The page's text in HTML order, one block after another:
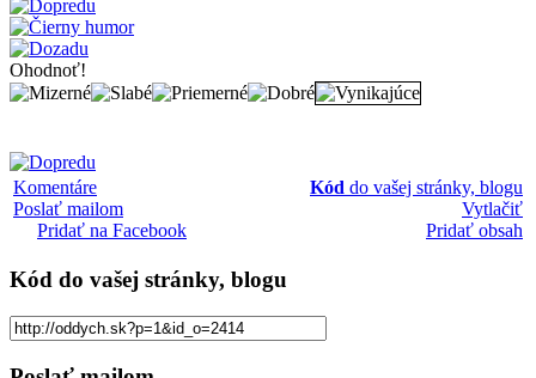
Ohodnoť!
Komentáre
Poslať mailom
Pridať na Facebook
Kód do vašej stránky, blogu
Vytlačiť
Pridať obsah
Kód do vašej stránky, blogu